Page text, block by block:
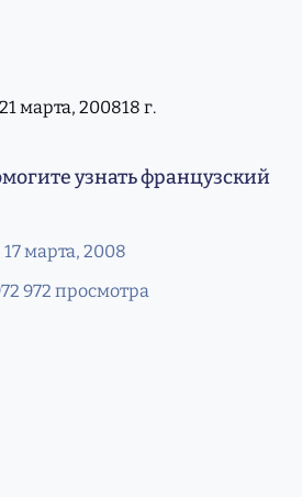
марта, 200818 г.
узнать французский
17 марта, 2008
972 просмотра